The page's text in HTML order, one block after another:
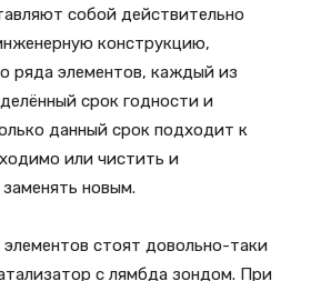
собой действительно
конструкцию,
ряда элементов, каждый из
срок годности и
данный срок подходит к
или чистить и
новым.
стоят довольно-таки
с лямбда зондом. При